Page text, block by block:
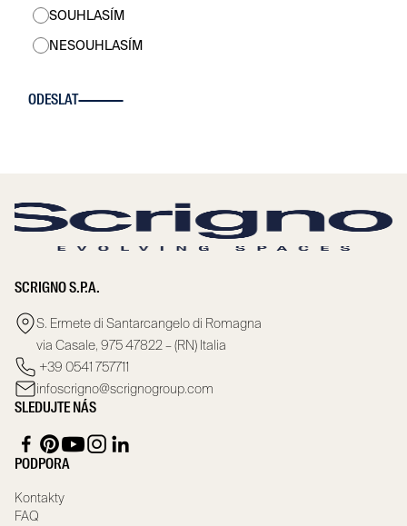
SOUHLASÍM
NESOUHLASÍM
ODESLAT
SCRIGNO S.P.A.
S. Ermete di Santarcangelo di Romagna
via Casale, 975 47822 – (RN) Italia
+39 0541 757711
infoscrigno@scrignogroup.com
SLEDUJTE NÁS
PODPORA
Kontakty
FAQ